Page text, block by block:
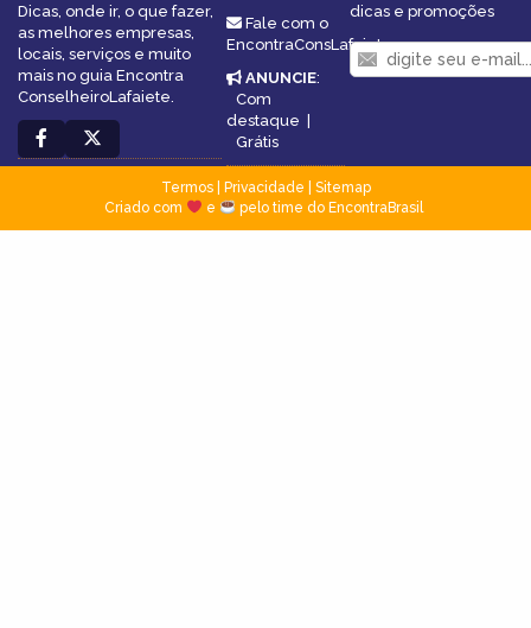
Dicas, onde ir, o que fazer,
as melhores empresas,
locais, serviços e muito
mais no guia Encontra
ConselheiroLafaiete.
Fale com o
EncontraConsLafaiete
ANUNCIE:
Com
destaque |
Grátis
dicas e promoções
Termos| Privacidade
Sitemap
Criado com
e pelo time do EncontraBrasil